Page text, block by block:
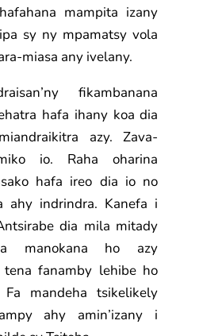
mampita izany
sy ny mpamatsy vola
miasa any ivelany.
fikambanana
hafa ihany koa dia
azy. Zava-
io. Raha oharina
hafa ireo dia io no
ahy indrindra. Kanefa i
dia mila mitady
manokana ho azy
tena fanamby lehibe ho
mandeha tsikelikely
ahy amin’izany i